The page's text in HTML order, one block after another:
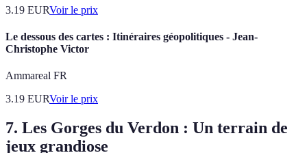
3.19 EURVoir le prix
Le dessous des cartes : Itinéraires géopolitiques - Jean-
Christophe Victor
Ammareal FR
3.19 EURVoir le prix
7. Les Gorges du Verdon : Un terrain de
jeux grandiose